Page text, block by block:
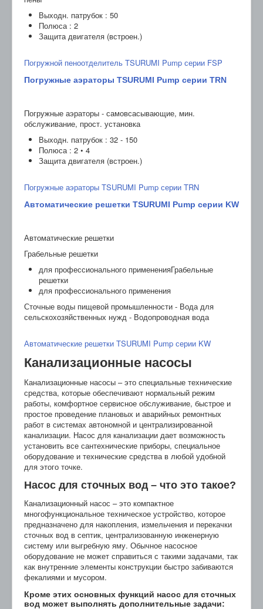
Выходн. патрубок : 50
Полюса : 2
Защита двигателя (встроен.)
Погружной пеноотделитель TSURUMI Pump серии FSP
Погружные аэраторы TSURUMI Pump серии TRN
Погружные аэраторы - самовсасывающие, мин.
обслуживание, прост. установка
Выходн. патрубок : 32 - 150
Полюса : 2 • 4
Защита двигателя (встроен.)
Погружные аэраторы TSURUMI Pump серии TRN
Автоматические решетки TSURUMI Pump серии KW
Автоматические решетки
Грабельные решетки
для профессионального примененияГрабельные
решетки
для профессионального применения
Сточные воды пищевой промышленности - Вода для
сельскохозяйственных нужд - Водопроводная вода
Автоматические решетки TSURUMI Pump серии KW
Канализационные насосы
Канализационные насосы – это специальные технические
средства, которые обеспечивают нормальный режим
работы, комфортное сервисное обслуживание, быстрое и
простое проведение плановых и аварийных ремонтных
работ в системах автономной и централизированной
канализации. Насос для канализации дает возможность
установить все сантехнические приборы, специальное
оборудование и технические средства в любой удобной
для этого точке.
Насос для сточных вод – что это такое?
Канализационный насос – это компактное
многофункциональное техническое устройство, которое
предназначено для накопления, измельчения и перекачки
сточных вод в септик, централизованную инженерную
систему или выгребную яму. Обычное насосное
оборудование не может справиться с такими задачами, так
как внутренние элементы конструкции быстро забиваются
фекалиями и мусором.
Кроме этих основных функций насос для сточных
вод может выполнять дополнительные задачи: